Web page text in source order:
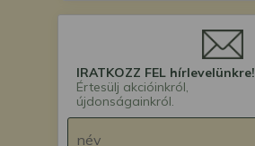
IRATKOZZ FEL hírlevelünkre!
Értesülj akcióinkról,
újdonságainkról.